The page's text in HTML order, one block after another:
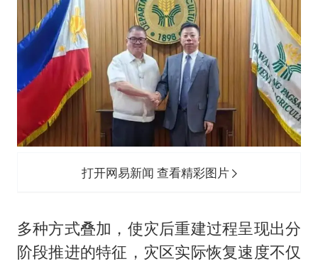
打开网易新闻 查看精彩图片
多种方式叠加，使灾后重建过程呈现出分
阶段推进的特征，灾区实际恢复速度不仅